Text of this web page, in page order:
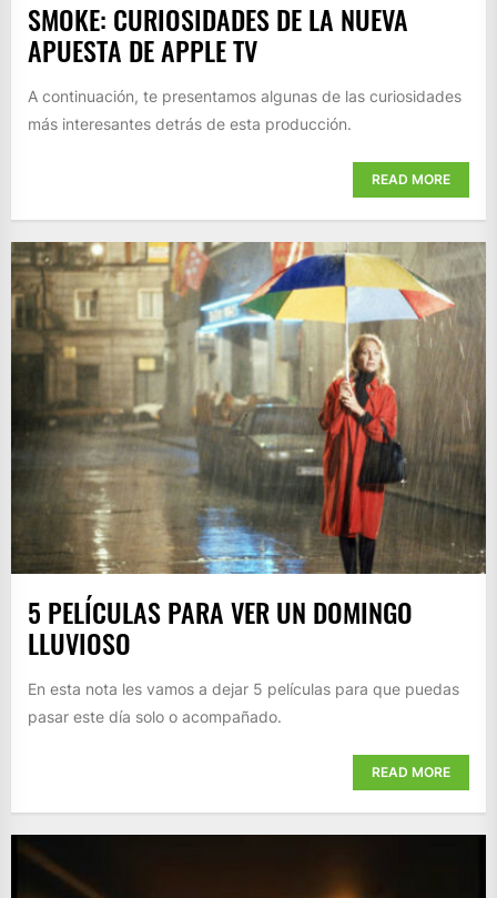
SMOKE: CURIOSIDADES DE LA NUEVA
APUESTA DE APPLE TV
A continuación, te presentamos algunas de las curiosidades
más interesantes detrás de esta producción.
READ MORE
5 PELÍCULAS PARA VER UN DOMINGO
LLUVIOSO
En esta nota les vamos a dejar 5 películas para que puedas
pasar este día solo o acompañado.
READ MORE